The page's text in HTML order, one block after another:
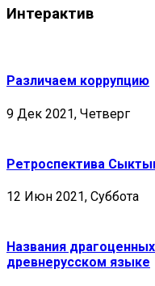
Интерактив
Различаем коррупцию
9 Дек 2021, Четверг
Ретроспектива
12 Июн 2021, Суббота
Названия
древнерусском языке